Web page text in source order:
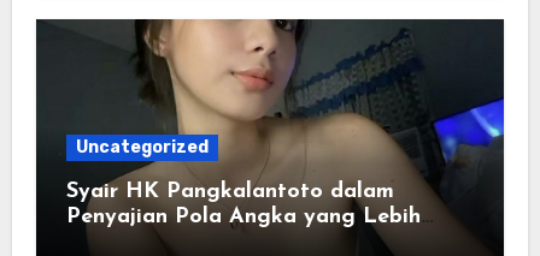
Uncategorized
Syair HK Pangkalantoto dalam
Penyajian Pola Angka yang Lebih
Jelas